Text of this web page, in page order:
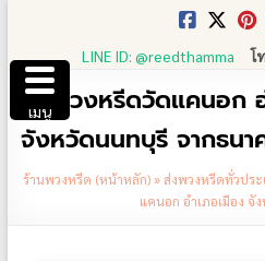
content
LINE ID: @reedthamma โ
ส่งพวงหรีดวัดแคนอก
จังหวัดนนทบุรี จากธนา
ร้านพวงหรีด (หน้าหลัก)»ส่งพวงหรีดทั่วประ
แคนอก อำเภอเมือง จั
เมนู